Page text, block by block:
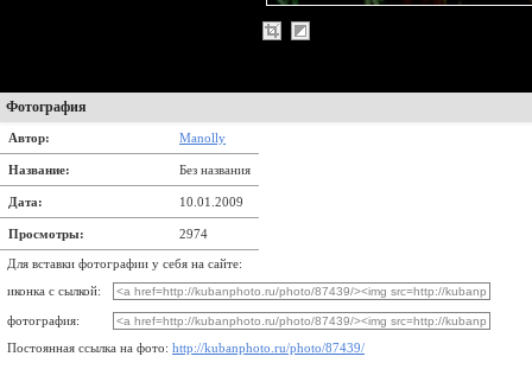
Фотография
Автор: Manolly
Название: Без названия
Дата: 10.01.2009
Просмотры: 2974
Для вставки фотографии у себя на сайте:
иконка с сылкой:
фотография:
Постоянная ссылка на фото: http://kubanphoto.ru/photo/87439/